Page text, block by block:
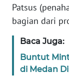
Patsus
bagian dari
Baca Juga:
Buntut
di Medan
WN
SUMUT
JAKARTA